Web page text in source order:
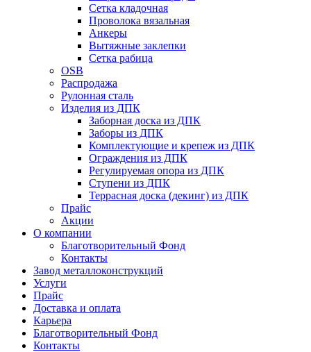
Сетка кладочная
Проволока вязальная
Анкеры
Вытяжные заклепки
Сетка рабица
OSB
Распродажа
Рулонная сталь
Изделия из ДПК
Заборная доска из ДПК
Заборы из ДПК
Комплектующие и крепеж из ДПК
Ограждения из ДПК
Регулируемая опора из ДПК
Ступени из ДПК
Террасная доска (декинг) из ДПК
Прайс
Акции
О компании
Благотворительный Фонд
Контакты
Завод металлоконструкций
Услуги
Прайс
Доставка и оплата
Карьера
Благотворительный Фонд
Контакты